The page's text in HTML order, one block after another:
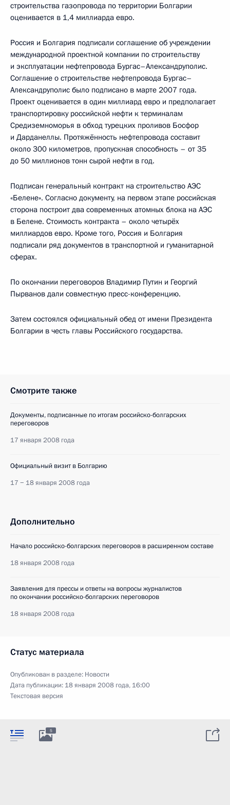
строительства газопровода по территории Болгарии
оценивается в 1,4 миллиарда евро.
Россия и Болгария подписали соглашение об учреждении
международной проектной компании по строительству
и эксплуатации нефтепровода Бургас–Александруполис.
Соглашение о строительстве нефтепровода Бургас–
Александруполис было подписано в марте 2007 года.
Проект оценивается в один миллиард евро и предполагает
транспортировку российской нефти к терминалам
Средиземноморья в обход турецких проливов Босфор
и Дарданеллы. Протяжённость нефтепровода составит
около 300 километров, пропускная способность – от 35
до 50 миллионов тонн сырой нефти в год.
Подписан генеральный контракт на строительство АЭС
«Белене». Согласно документу, на первом этапе российская
сторона построит два современных атомных блока на АЭС
в Белене. Стоимость контракта – около четырёх
миллиардов евро. Кроме того, Россия и Болгария
подписали ряд документов в транспортной и гуманитарной
сферах.
По окончании переговоров Владимир Путин и Георгий
Пырванов дали совместную пресс-конференцию.
Затем состоялся официальный обед от имени Президента
Болгарии в честь главы Российского государства.
Смотрите также
Документы, подписанные по итогам российско-болгарских
переговоров
17 января 2008 года
Официальный визит в Болгарию
17 − 18 января 2008 года
Дополнительно
Начало российско-болгарских переговоров в расширенном составе
18 января 2008 года
Заявления для прессы и ответы на вопросы журналистов
по окончании российско-болгарских переговоров
18 января 2008 года
Статус материала
Опубликован в разделе: Новости
Дата публикации: 18 января 2008 года, 16:00
Текстовая версия
5